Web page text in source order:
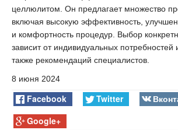
целлюлитом. Он предлагает множество
включая высокую эффективность,
и комфортность процедур. Выбор
зависит от индивидуальных потребностей
также рекомендаций специалистов.
8 июня 2024
Facebook Twitter
Google+